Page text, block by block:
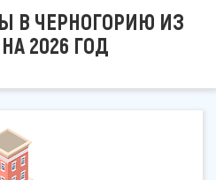
В ЧЕРНОГОРИЮ ИЗ
2026 ГОД